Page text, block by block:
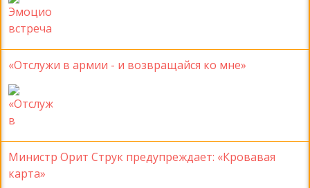
«Отслужи в армии - и возвращайся ко мне»
Министр Орит Струк предупреждает: «Кровавая
карта»